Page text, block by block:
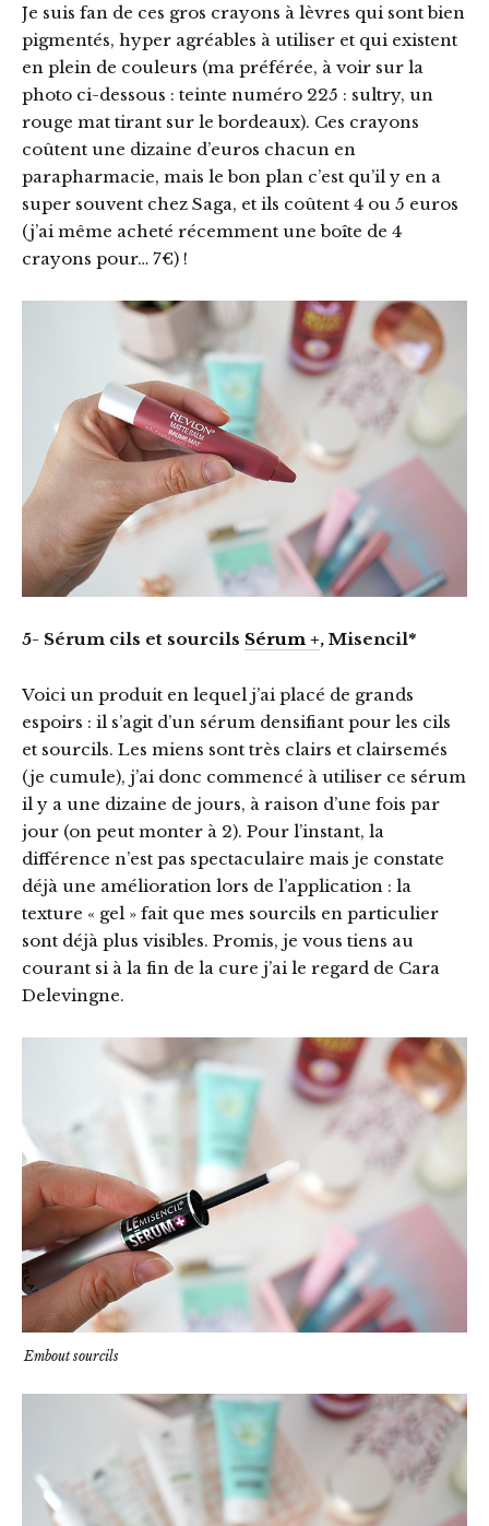
Je suis fan de ces gros crayons à lèvres qui sont bien
pigmentés, hyper agréables à utiliser et qui existent
en plein de couleurs (ma préférée, à voir sur la
photo ci-dessous : teinte numéro 225 : sultry, un
rouge mat tirant sur le bordeaux). Ces crayons
coûtent une dizaine d’euros chacun en
parapharmacie, mais le bon plan c’est qu’il y en a
super souvent chez Saga, et ils coûtent 4 ou 5 euros
(j’ai même acheté récemment une boîte de 4
crayons pour… 7€) !
5- Sérum cils et sourcils Sérum +, Misencil*
Voici un produit en lequel j’ai placé de grands
espoirs : il s’agit d’un sérum densifiant pour les cils
et sourcils. Les miens sont très clairs et clairsemés
(je cumule), j’ai donc commencé à utiliser ce sérum
il y a une dizaine de jours, à raison d’une fois par
jour (on peut monter à 2). Pour l’instant, la
différence n’est pas spectaculaire mais je constate
déjà une amélioration lors de l’application : la
texture « gel » fait que mes sourcils en particulier
sont déjà plus visibles. Promis, je vous tiens au
courant si à la fin de la cure j’ai le regard de Cara
Delevingne.
Embout sourcils